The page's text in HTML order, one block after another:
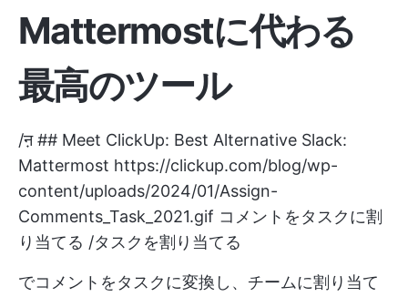
Mattermostに代わる
最高のツール
/ऩ ## Meet ClickUp: Best Alternative Slack:
Mattermost https://clickup.com/blog/wp-
content/uploads/2024/01/Assign-
Comments_Task_2021.gif コメントをタスクに割
り当てる /タスクを割り当てる
でコメントをタスクに変換し、チームに割り当て